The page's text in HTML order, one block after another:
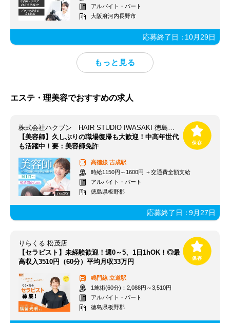
アルバイト・パート
大阪府河内長野市
応募終了日：10月29日
エステ・理美容でおすすめの求人
株式会社ハクブン HAIR STUDIO IWASAKI 徳島北島店
【美容師】久しぶりの職場復帰も大歓迎！中高年世代
も活躍中！要：美容師免許
高徳線 吉成駅
時給1150円～1600円 ＋交通費全額支給
アルバイト・パート
徳島県板野郡
応募終了日：9月27日
りらくる 松茂店
【セラピスト】未経験歓迎！週0～5、1日1hOK！◎最
高収入3510円（60分）平均月収33万円
鳴門線 立道駅
1施術(60分)：2,088円～3,510円
アルバイト・パート
徳島県板野郡